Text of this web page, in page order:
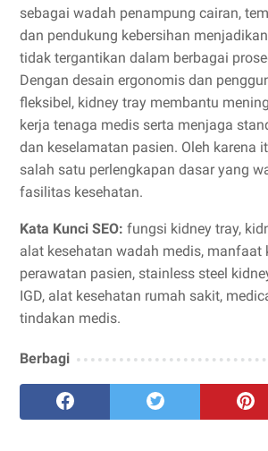
sebagai wadah penampung cairan,
dan pendukung kebersihan
tidak tergantikan dalam berbagai
Dengan desain ergonomis dan
fleksibel, kidney tray membantu
kerja tenaga medis serta menjaga
dan keselamatan pasien. Oleh karena
salah satu perlengkapan dasar yang
fasilitas kesehatan.
Kata Kunci SEO: fungsi kidney tray,
alat kesehatan wadah medis, manfaat
perawatan pasien, stainless steel
IGD, alat kesehatan rumah sakit,
tindakan medis.
Berbagi